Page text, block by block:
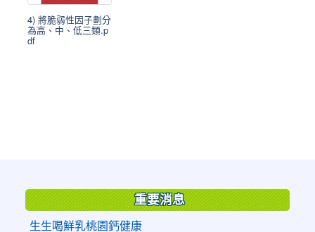
4) 將脆弱性因子劃分
為高、中、低三類.p
df
重要消息
生生喝鮮乳桃園鈣健康